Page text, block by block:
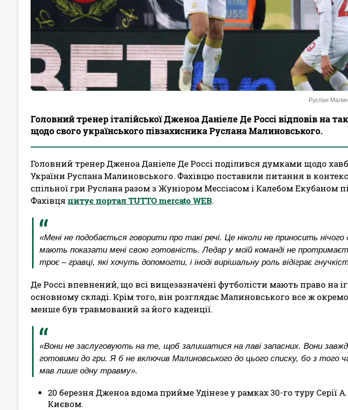
Руслан
Головний тренер італійської Дженоа Даніеле Де Россі відповів на
щодо свого українського півзахисника Руслана Малиновського.
Головний тренер Дженоа Даніеле Де Россі поділився думками щодо
України Руслана Малиновського. Фахівцю поставили питання в
спільної гри Руслана разом з Жуніором Мессіасом і Калебом Екубаном
Фахівця цитує портал TUTTO mercato WEB.
«Мені не подобається говорити про такі речі. Це ніколи не приносить нічого
мають показати мені свою готовність. Ледар у моїй команді не
троє – гравці, які хочуть допомогти, і іноді вирішальну роль відіграє
Де Россі впевнений, що всі вищезазначені футболісти мають право на
основному складі. Крім того, він розглядає Малиновського все ж
менше був травмований за його каденції.
«Вони не заслуговують на те, щоб залишатися на лаві запасних. Вони
готовими до гри. Я б не включив Малиновського до цього списку, бо з того
мав лише одну травму».
20 березня Дженоа вдома прийме Удінезе у рамках 30-го туру Серії
Києвом.